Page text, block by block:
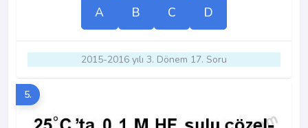
A B C D
2015-2016 yılı 3. Dönem 17. Soru
5.